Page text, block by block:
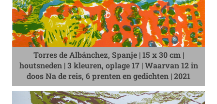
Torres de Albánchez, Spanje | 15 x 30 cm |
houtsneden | 3 kleuren, oplage 17 | Waarvan 12 in
doos Na de reis, 6 prenten en gedichten | 2021